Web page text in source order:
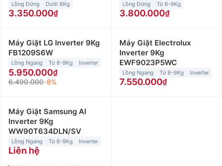
Lồng Đứng Dưới 8Kg
3.350.000
Lồng Đứng Từ 8-9Kg
3.800.000
Máy Giặt LG Inverter 9Kg
FB1209S6W
Lồng Ngang Từ 8-9Kg Inverter
5.950.000
6.490.000-8%
Máy Giặt Electrolux
Inverter 9Kg
EWF9023P5WC
Lồng Ngang Từ 8-9Kg Inverter
7.550.000
Máy Giặt Samsung AI
Inverter 9Kg
WW90T634DLN/SV
Lồng Ngang Từ 8-9Kg Inverter
Liên hệ